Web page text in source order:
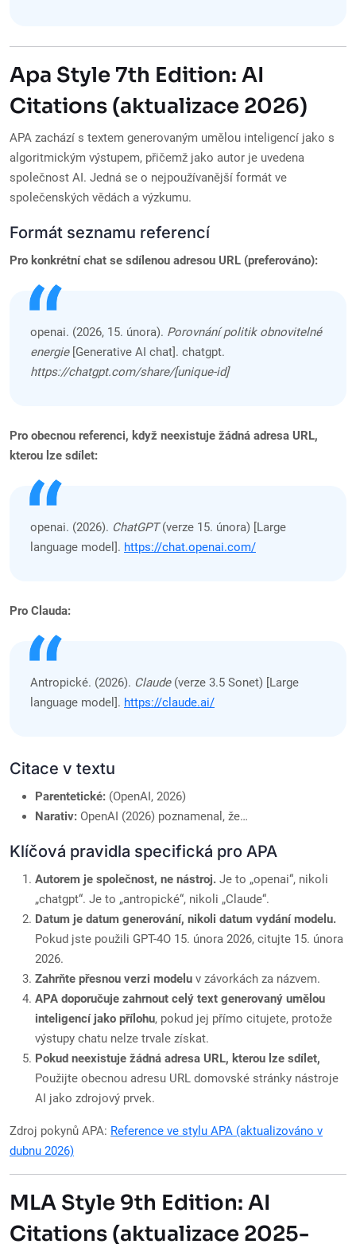
Apa Style 7th Edition: AI
Citations (aktualizace 2026)
APA zachází s textem generovaným umělou inteligencí jako s
algoritmickým výstupem, přičemž jako autor je uvedena
společnost AI. Jedná se o nejpoužívanější formát ve
společenských vědách a výzkumu.
Formát seznamu referencí
Pro konkrétní chat se sdílenou adresou URL (preferováno):
openai. (2026, 15. února). Porovnání politik obnovitelné
energie[Generative AI chat]. chatgpt.
https://chatgpt.com/share/[unique-id]
Pro obecnou referenci, když neexistuje žádná adresa URL,
kterou lze sdílet:
openai. (2026). ChatGPT(verze 15. února) [Large
language model]. https://chat.openai.com/
Pro Clauda:
Antropické. (2026). Claude(verze 3.5 Sonet) [Large
language model]. https://claude.ai/
Citace v textu
Parentetické: (OpenAI, 2026)
Narativ: OpenAI (2026) poznamenal, že…
Klíčová pravidla specifická pro APA
Autorem je společnost, ne nástroj. Je to „openai“, nikoli
„chatgpt“. Je to „antropické“, nikoli „Claude“.
Datum je datum generování, nikoli datum vydání modelu.
Pokud jste použili GPT-4O 15. února 2026, citujte 15. února
2026.
Zahrňte přesnou verzi modelu v závorkách za názvem.
APA doporučuje zahrnout celý text generovaný umělou
inteligencí jako přílohu, pokud jej přímo citujete, protože
výstupy chatu nelze trvale získat.
Pokud neexistuje žádná adresa URL, kterou lze sdílet,
Použijte obecnou adresu URL domovské stránky nástroje
AI jako zdrojový prvek.
Zdroj pokynů APA: Reference ve stylu APA (aktualizováno v
dubnu 2026)
MLA Style 9th Edition: AI
Citations (aktualizace 2025-